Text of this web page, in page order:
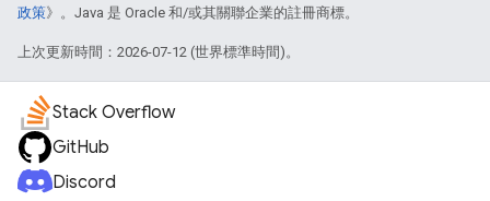
政策》。Java 是 Oracle 和/或其關聯企業的註冊商標。
上次更新時間：2026-07-12 (世界標準時間)。
Stack Overflow
GitHub
Discord